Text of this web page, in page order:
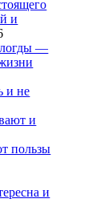
и
—
и не
и
пользы
и